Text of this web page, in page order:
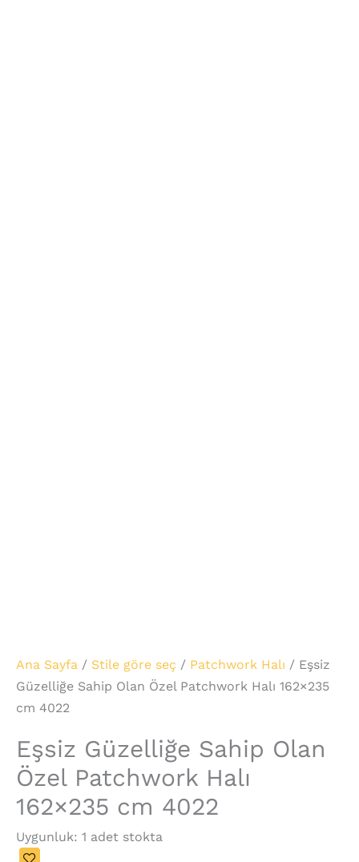
Ana Sayfa / Stile göre seç / Patchwork Halı / Eşsiz
Güzelliğe Sahip Olan Özel Patchwork Halı 162×235
cm 4022
Eşsiz Güzelliğe Sahip Olan
Özel Patchwork Halı
162×235 cm 4022
Uygunluk: 1 adet stokta